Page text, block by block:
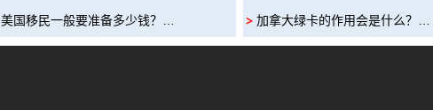
美国移民一般要准备多少钱？… 加拿大绿卡的作用会是什么？…